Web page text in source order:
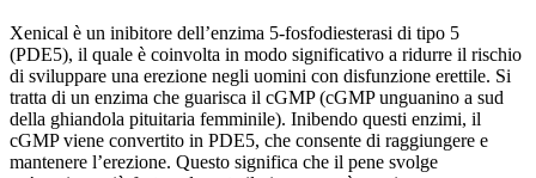
Xenical è un inibitore dell’enzima 5-fosfodiesterasi di tipo 5
(PDE5), il quale è coinvolta in modo significativo a ridurre il rischio
di sviluppare una erezione negli uomini con disfunzione erettile. Si
tratta di un enzima che guarisca il cGMP (cGMP unguanino a sud
della ghiandola pituitaria femminile). Inibendo questi enzimi, il
cGMP viene convertito in PDE5, che consente di raggiungere e
mantenere l’erezione. Questo significa che il pene svolge